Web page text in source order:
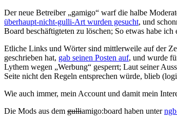
Der neue Betreiber „gamigo“ warf die halbe
überhaupt-nicht-gulli-Art wurden gesucht, und
Board beschäftigteten zu löschen; So etwas habe
Etliche Links und Wörter sind mittlerweile auf der
geschrieben hat, gab seinen Posten auf, und wurde
Lythem wegen „Werbung“ gesperrt; Laut seiner
Seite nicht den Regeln entsprechen würde, blieb
Wie auch immer, mein Account und damit mein
Die Mods aus dem gulliamigo:board haben unter